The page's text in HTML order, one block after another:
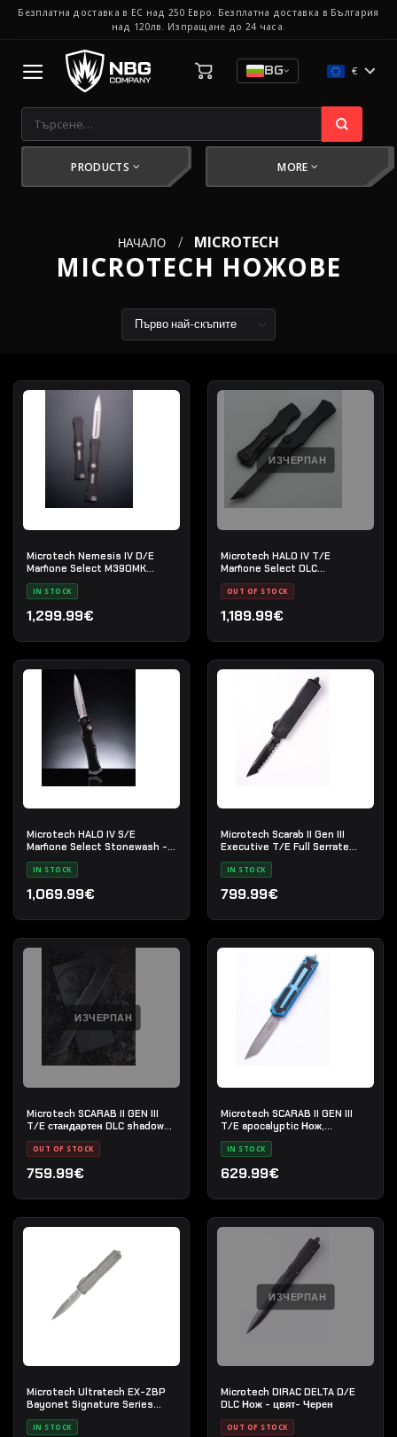
SkipБезплатна доставка в ЕС над 250 Евро. Безплатна доставка в България
над 120лв. Изпращане до 24 часа.
BG €
Търсене
за:
PRODUCTS MORE
НАЧАЛО / MICROTECH
MICROTECH НОЖОВЕ
Microtech Nemesis IV D/E
Marfione Select M390MK
Stonewash - Нож с
автоматично изваждане
IN STOCK
1,299.99€
ИЗЧЕРПАН
Microtech HALO IV T/E
Marfione Select DLC
Apocalyptic - Нож с
автоматично изваждане
OUT OF STOCK
1,189.99€
Microtech HALO IV S/E
Marfione Select Stonewash -
Автоматичен нож OTF
IN STOCK
1,069.99€
Microtech Scarab II Gen III
Executive T/E Full Serrate
Black Tactical - Нож с
автоматично изваждане
IN STOCK
799.99€
ИЗЧЕРПАН
Microtech SCARAB II GEN III
T/E стандартен DLC shadow
Нож, Специална серия
OUT OF STOCK
759.99€
Microtech SCARAB II GEN III
T/E apocalyptic Нож,
стандартен, цвят- Син
IN STOCK
629.99€
Microtech Ultratech EX-ZBP
Bayonet Signature Series
Natural Clear Apocalyptic -
Нож с автоматично изваждане
IN STOCK
ИЗЧЕРПАН
Microtech DIRAC DELTA D/E
DLC Нож - цвят- Черен
OUT OF STOCK